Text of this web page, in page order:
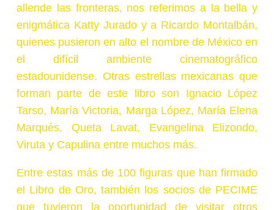
allende las fronteras, nos referimos a la bella y
enigmática Katty Jurado y a Ricardo Montalbán,
quienes pusieron en alto el nombre de México en
el difícil ambiente cinematográfico
estadounidense. Otras estrellas mexicanas que
forman parte de este libro son Ignacio López
Tarso, María Victoria, Marga López, María Elena
Marqués, Queta Lavat, Evangelina Elizondo,
Viruta y Capulina entre muchos más.
Entre estas más de 100 figuras que han firmado
el Libro de Oro, también los socios de PECIME
que tuvieron la oportunidad de visitar otros